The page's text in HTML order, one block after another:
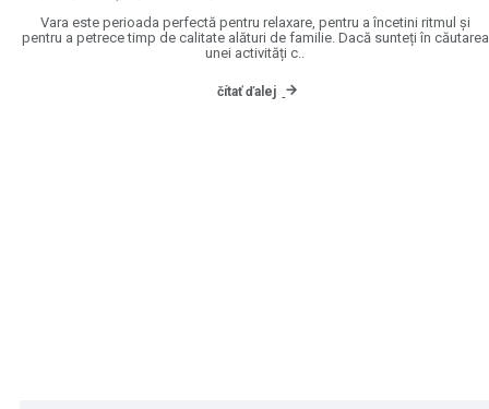
Vara este perioada perfectă pentru relaxare, pentru a încetini ritmul și
pentru a petrece timp de calitate alături de familie. Dacă sunteți în căutarea
unei activități c..
čítať ďalej